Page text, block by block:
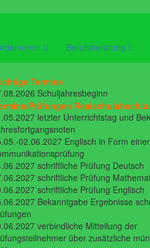
Berufsberatung
Termine
Schuljahresbeginn
Prüfungen
letzter Unterrichtstag und
02.06.2027 Englisch in Form
schriftliche Prüfung Deutsch
schriftliche Prüfung
schriftliche Prüfung Englisch
Bekanntgabe Ergebnisse
verbindliche Mitteilung der
über zusätzliche